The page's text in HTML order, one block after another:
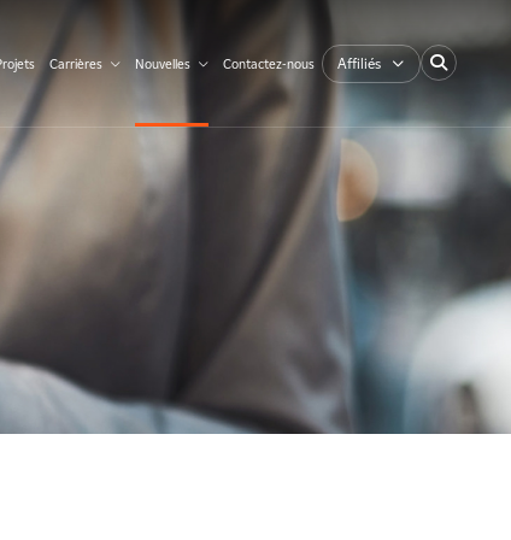
Carrières Nouvelles Contactez-nous Affiliés